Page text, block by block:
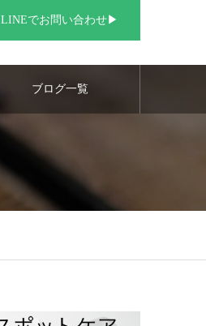
LINEでお問い合わせ▶︎
ブログ一覧